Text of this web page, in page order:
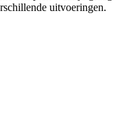
uitvoeringen.